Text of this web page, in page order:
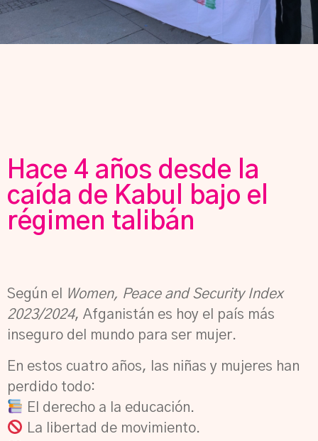
Hace 4 años desde la
caída de Kabul bajo el
régimen talibán
Según el
Women, Peace and Security Index
2023/2024, Afganistán es hoy el país más
inseguro del mundo para ser mujer.
En estos cuatro años, las niñas y mujeres han
perdido todo:
El derecho a la educación.
La libertad de movimiento.